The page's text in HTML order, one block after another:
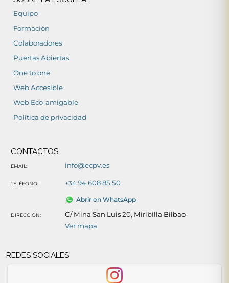
Equipo
Formación
Colaboradores
Puertas Abiertas
One to one
Web Accesible
Web Eco-amigable
Política de privacidad
CONTACTOS
EMAIL: info@ecpv.es
TELÉFONO: +3494 608 85 50
Abrir en WhatsApp
DIRECCIÓN:
C/ Mina San Luis 20, Miribilla Bilbao
Ver mapa
REDES SOCIALES